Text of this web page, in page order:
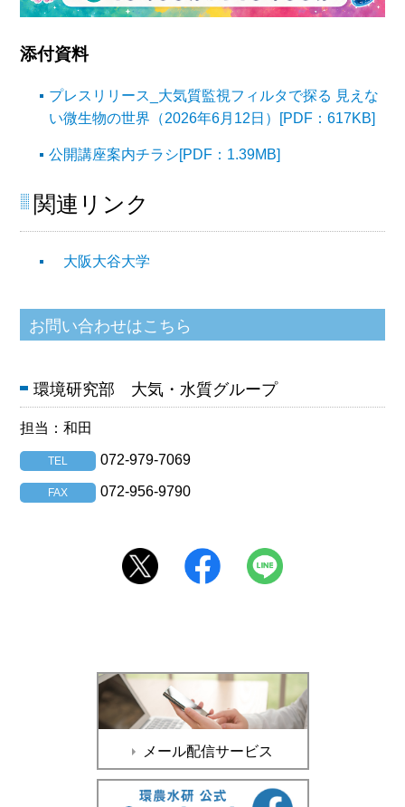
添付資料
プレスリリース_大気質監視フィルタで探る 見えな
い微生物の世界（2026年6月12日）[PDF：617KB]
公開講座案内チラシ[PDF：1.39MB]
関連リンク
大阪大谷大学
環境研究部 大気・水質グループ
担当：和田
TEL 072-979-7069
FAX 072-956-9790
メール配信サービス